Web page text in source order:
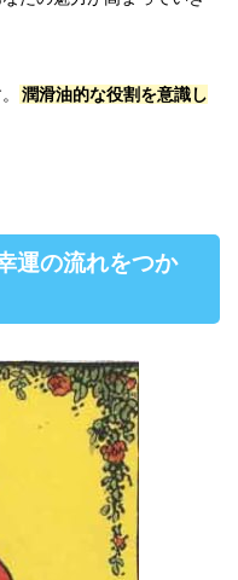
潤滑油的な役割を意識し
運の流れをつか